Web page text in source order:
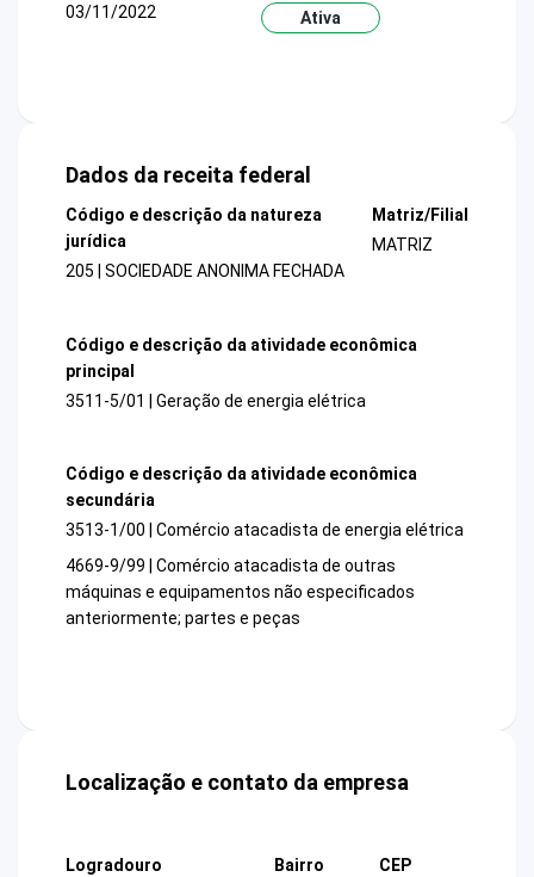
03/11/2022
Ativa
Dados da receita federal
Código e descrição da natureza
jurídica
205 | SOCIEDADE ANONIMA FECHADA
Matriz/Filial
MATRIZ
Código e descrição da atividade econômica
principal
3511-5/01 | Geração de energia elétrica
Código e descrição da atividade econômica
secundária
3513-1/00 | Comércio atacadista de energia elétrica
4669-9/99 | Comércio atacadista de outras
máquinas e equipamentos não especificados
anteriormente; partes e peças
Localização e contato da empresa
Logradouro
Bairro
CEP